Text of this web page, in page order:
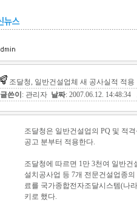
조달청, 일반건설업체 새 공사실적 적용
글쓴이 : 관리자 날짜: 2007.06.12. 14:48:34
조달청은 일반건설업의 PQ 및 적
공고 분부터 적용한다.
조달청에 따르면 1만 3천여 일반
설치공사업 등 7개 전문건설업종
료를 국가종합전자조달시스템(나
키로 했다.